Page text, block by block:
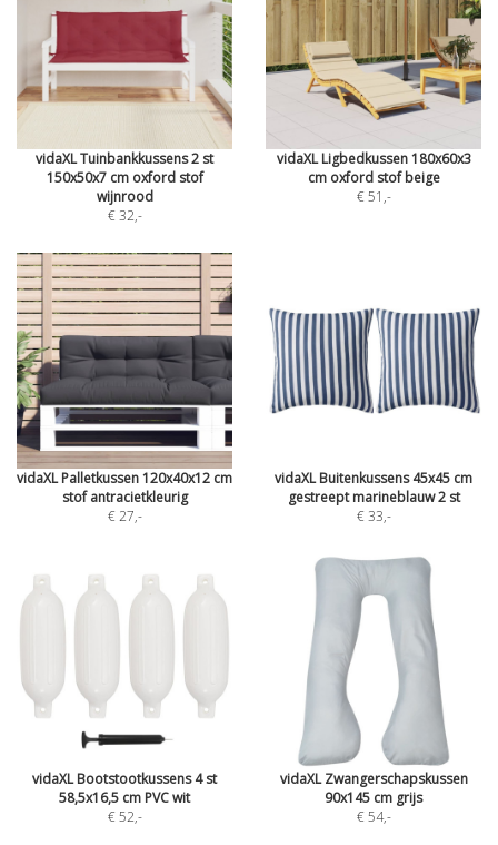
vidaXL Tuinbankkussens 2 st
150x50x7 cm oxford stof
wijnrood
€ 32,-
vidaXL Ligbedkussen 180x60x3
cm oxford stof beige
€ 51 ,-
vidaXL Palletkussen 120x40x12 cm
stof antracietkleurig
€ 27,-
vidaXL Buitenkussens 45x45 cm
gestreept marineblauw 2 st
€ 33,-
vidaXL Bootstootkussens 4 st
58,5x16,5 cm PVC wit
€ 52,-
vidaXL Zwangerschapskussen
90x145 cm grijs
€ 54,-